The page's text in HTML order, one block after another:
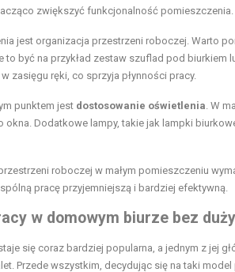
zwiększyć funkcjonalność pomieszczenia.
jest organizacja przestrzeni roboczej. Warto
to być na przykład zestaw szuflad pod
zasięgu ręki, co sprzyja płynności pracy.
punktem jest dostosowanie oświetlenia . W
Dodatkowe lampy, takie jak lampki
roboczej w małym pomieszczeniu
pracę przyjemniejszą i bardziej efektywną.
w domowym biurze bez
się coraz bardziej popularna, a jednym z jej
Przede wszystkim, decydując się na taki